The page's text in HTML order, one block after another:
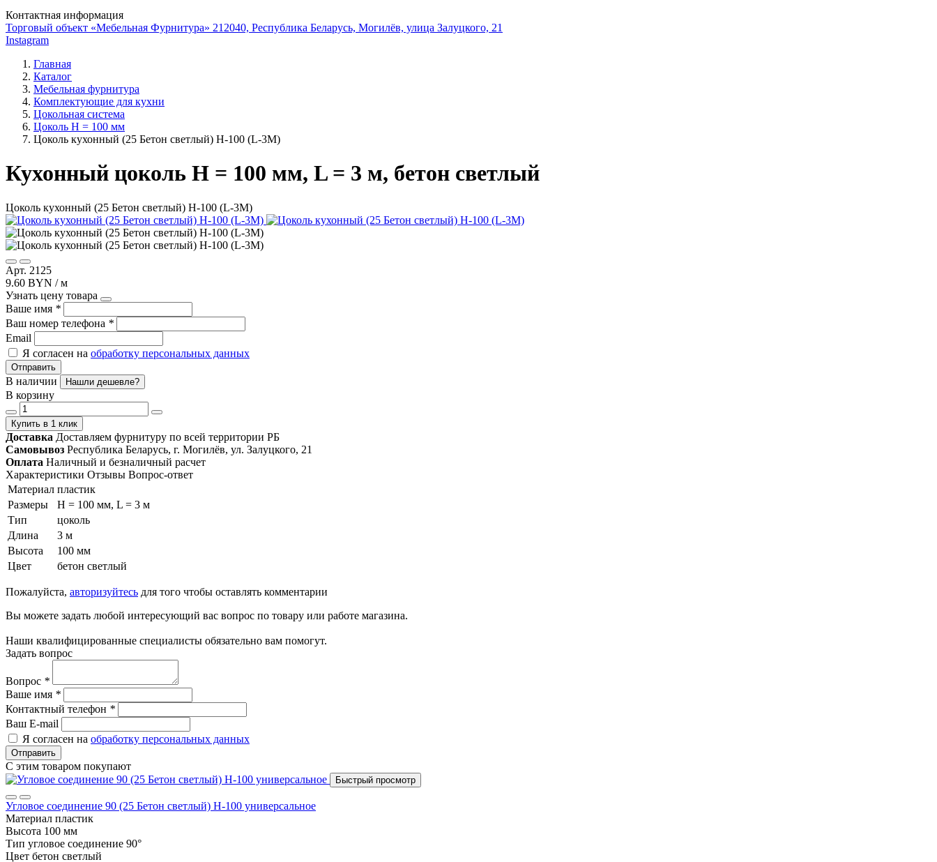
Контактная информация
Торговый объект «Мебельная Фурнитура» 212040, Республика Беларусь, Могилёв, улица Залуцкого, 21
Instagram
Главная
Каталог
Мебельная фурнитура
Комплектующие для кухни
Цокольная система
Цоколь H = 100 мм
Цоколь кухонный (25 Бетон светлый) Н-100 (L-3М)
Кухонный цоколь H = 100 мм, L = 3 м, бетон светлый
Цоколь кухонный (25 Бетон светлый) Н-100 (L-3М)
Арт. 2125
9.60 BYN / м
Узнать цену товара
Ваше имя *
Ваш номер телефона *
Email
Я согласен на обработку персональных данных
Отправить
В наличии Нашли дешевле?
В корзину
Купить в 1 клик
Доставка Доставляем фурнитуру по всей территории РБ
Самовывоз Республика Беларусь, г. Могилёв, ул. Залуцкого, 21
Оплата Наличный и безналичный расчет
Характеристики Отзывы Вопрос-ответ
Материал пластик
Размеры
H = 100 мм, L = 3 м
Тип
цоколь
Длина
3 м
Высота
100 мм
Цвет
бетон светлый
Пожалуйста, авторизуйтесь для того чтобы оставлять комментарии
Вы можете задать любой интересующий вас вопрос по товару или работе магазина.
Наши квалифицированные специалисты обязательно вам помогут.
Задать вопрос
Вопрос *
Ваше имя *
Контактный телефон *
Ваш E-mail
Я согласен на обработку персональных данных
Отправить
С этим товаром покупают
Быстрый просмотр
Угловое соединение 90 (25 Бетон светлый) Н-100 универсальное
Материал пластик
Высота 100 мм
Тип угловое соединение 90°
Цвет бетон светлый